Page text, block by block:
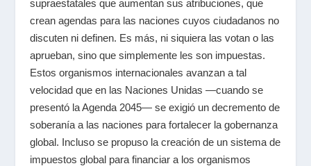
supraestatales que aumentan sus atribuciones, que
crean agendas para las naciones cuyos ciudadanos no
discuten ni definen. Es más, ni siquiera las votan o las
aprueban, sino que simplemente les son impuestas.
Estos organismos internacionales avanzan a tal
velocidad que en las Naciones Unidas —cuando se
presentó la Agenda 2045— se exigió un decremento de
soberanía a las naciones para fortalecer la gobernanza
global. Incluso se propuso la creación de un sistema de
impuestos global para financiar a los organismos